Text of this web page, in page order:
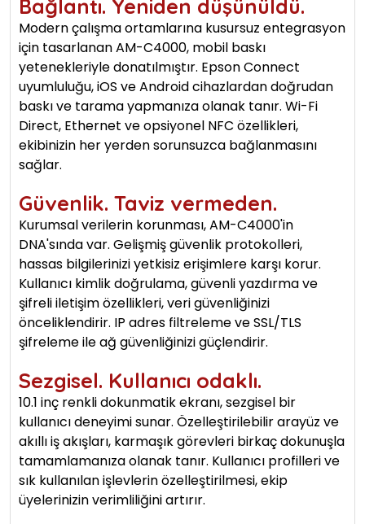
Bağlantı. Yeniden düşünüldü.
Modern çalışma ortamlarına kusursuz entegrasyon
için tasarlanan AM-C4000, mobil baskı
yetenekleriyle donatılmıştır. Epson Connect
uyumluluğu, iOS ve Android cihazlardan doğrudan
baskı ve tarama yapmanıza olanak tanır. Wi-Fi
Direct, Ethernet ve opsiyonel NFC özellikleri,
ekibinizin her yerden sorunsuzca bağlanmasını
sağlar.
Güvenlik. Taviz vermeden.
Kurumsal verilerin korunması, AM-C4000'in
DNA'sında var. Gelişmiş güvenlik protokolleri,
hassas bilgilerinizi yetkisiz erişimlere karşı korur.
Kullanıcı kimlik doğrulama, güvenli yazdırma ve
şifreli iletişim özellikleri, veri güvenliğinizi
önceliklendirir. IP adres filtreleme ve SSL/TLS
şifreleme ile ağ güvenliğinizi güçlendirir.
Sezgisel. Kullanıcı odaklı.
10.1 inç renkli dokunmatik ekranı, sezgisel bir
kullanıcı deneyimi sunar. Özelleştirilebilir arayüz ve
akıllı iş akışları, karmaşık görevleri birkaç dokunuşla
tamamlamanıza olanak tanır. Kullanıcı profilleri ve
sık kullanılan işlevlerin özelleştirilmesi, ekip
üyelerinizin verimliliğini artırır.